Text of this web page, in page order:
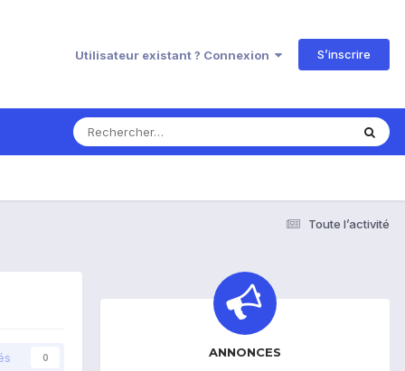
Utilisateur existant ? Connexion S’inscrire
Toute l’activité
0 ANNONCES